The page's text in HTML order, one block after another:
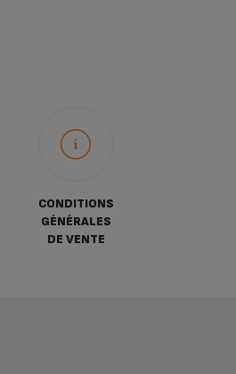
CONDITIONS
GÉNÉRALES
DE VENTE